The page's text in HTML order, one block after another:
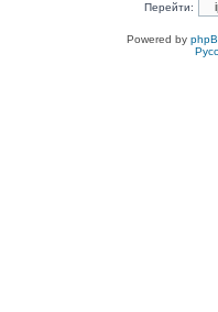
Перейти:
Powered by